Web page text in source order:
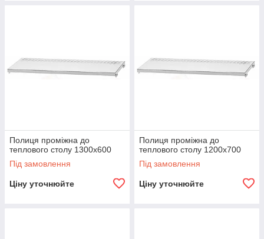
Полиця проміжна до
теплового столу 1300х600
Під замовлення
Ціну уточнюйте
Полиця проміжна до
теплового столу 1200х700
Під замовлення
Ціну уточнюйте